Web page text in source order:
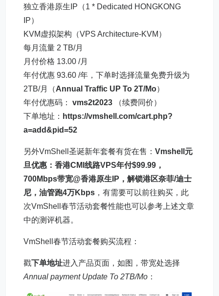
独立香港原生IP（1 * Dedicated HONGKONG
IP）
KVM虚拟架构（VPS Architecture-KVM）
每月流量 2 TB/月
月付价格 13.00 /月
年付优惠 93.60 /年，下单时选择流量免费升级为
2TB/月（Annual Traffic UP To 2T/Mo）
年付优惠码： vms2t2023 （续费同价）
下单地址： https://vmshell.com/cart.php?
a=add&pid=52
另外VmShell圣诞新年套餐有货在售： Vmshell元
旦优惠：香港CMI线路VPS年付$99.99，
700Mbps带宽@香港原生IP，解锁港区奈菲/迪士
尼，油管跑4万Kbps ，有需要可以前往购买，此
次VmShell春节活动套餐性能也可以参考上述文章
中的测评机器。
VmShell春节活动套餐购买流程：
戳下单地址进入产品页面，如图，带宽处选择
Annual payment Update To 2TB/Mo ：